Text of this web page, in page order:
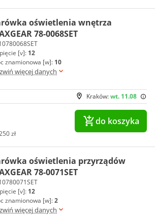
oświetlenia wnętrza
78-0068SET
[v]: 12
znamionowa [w]: 10
więcej danych
Kraków:wt. 11.08
zł
do koszyka
oświetlenia przyrządów
78-0071SET
[v]: 12
znamionowa [w]:2
więcej danych